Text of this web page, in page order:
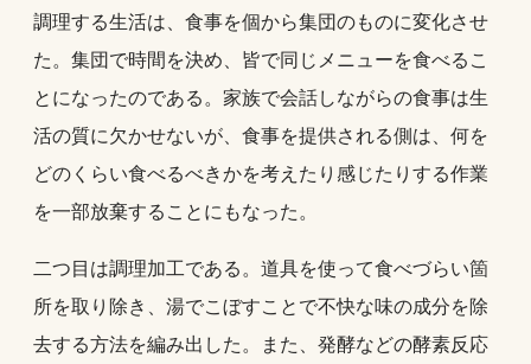
調理する生活は、食事を個から集団のものに変化させ
た。集団で時間を決め、皆で同じメニューを食べるこ
とになったのである。家族で会話しながらの食事は生
活の質に欠かせないが、食事を提供される側は、何を
どのくらい食べるべきかを考えたり感じたりする作業
を一部放棄することにもなった。
二つ目は調理加工である。道具を使って食べづらい箇
所を取り除き、湯でこぼすことで不快な味の成分を除
去する方法を編み出した。また、発酵などの酵素反応